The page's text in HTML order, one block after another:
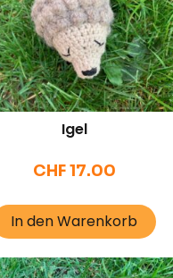
Igel
CHF17.00
In den Warenkorb